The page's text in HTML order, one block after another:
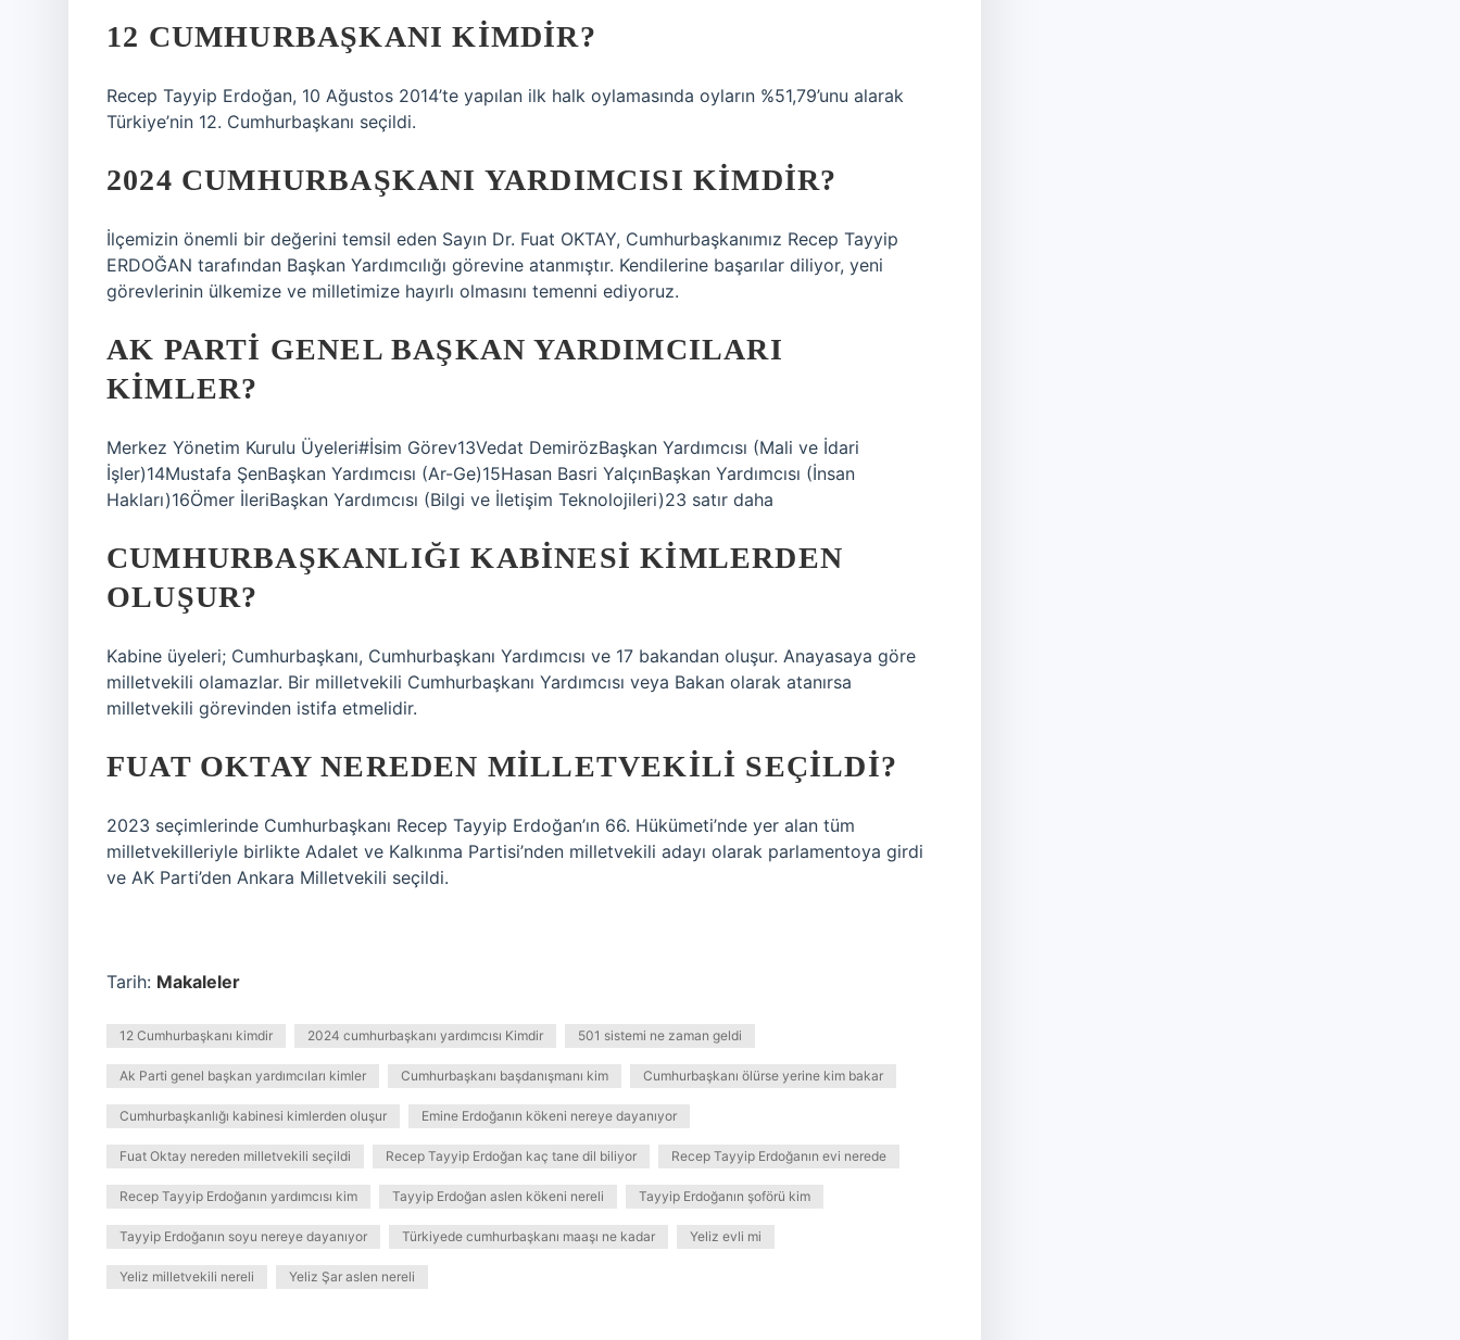
12 CUMHURBAŞKANI KIMDIR?
Recep Tayyip Erdoğan, 10 Ağustos 2014’te yapılan ilk halk oylamasında oyların %51,79’unu alarak
Türkiye’nin 12. Cumhurbaşkanı seçildi.
2024 CUMHURBAŞKANI YARDIMCISI KIMDIR?
İlçemizin önemli bir değerini temsil eden Sayın Dr. Fuat OKTAY, Cumhurbaşkanımız Recep Tayyip
ERDOĞAN tarafından Başkan Yardımcılığı görevine atanmıştır. Kendilerine başarılar diliyor, yeni
görevlerinin ülkemize ve milletimize hayırlı olmasını temenni ediyoruz.
AK PARTI GENEL BAŞKAN YARDIMCILARI
KIMLER?
Merkez Yönetim Kurulu Üyeleri#İsim Görev13Vedat DemirözBaşkan Yardımcısı (Mali ve İdari
İşler)14Mustafa ŞenBaşkan Yardımcısı (Ar-Ge)15Hasan Basri YalçınBaşkan Yardımcısı (İnsan
Hakları)16Ömer İleriBaşkan Yardımcısı (Bilgi ve İletişim Teknolojileri)23 satır daha
CUMHURBAŞKANLIĞI KABINESI KIMLERDEN
OLUŞUR?
Kabine üyeleri; Cumhurbaşkanı, Cumhurbaşkanı Yardımcısı ve 17 bakandan oluşur. Anayasaya göre
milletvekili olamazlar. Bir milletvekili Cumhurbaşkanı Yardımcısı veya Bakan olarak atanırsa
milletvekili görevinden istifa etmelidir.
FUAT OKTAY NEREDEN MILLETVEKILI SEÇILDI?
2023 seçimlerinde Cumhurbaşkanı Recep Tayyip Erdoğan’ın 66. Hükümeti’nde yer alan tüm
milletvekilleriyle birlikte Adalet ve Kalkınma Partisi’nden milletvekili adayı olarak parlamentoya girdi
ve AK Parti’den Ankara Milletvekili seçildi.
Tarih: Makaleler
12 Cumhurbaşkanı kimdir 2024 cumhurbaşkanı yardımcısı Kimdir 501 sistemi ne zaman geldi
Ak Parti genel başkan yardımcıları kimler Cumhurbaşkanı başdanışmanı kim Cumhurbaşkanı ölürse yerine kim bakar
Cumhurbaşkanlığı kabinesi kimlerden oluşur Emine Erdoğanın kökeni nereye dayanıyor
Fuat Oktay nereden milletvekili seçildi Recep Tayyip Erdoğan kaç tane dil biliyor Recep Tayyip Erdoğanın evi nerede
Recep Tayyip Erdoğanın yardımcısı kim Tayyip Erdoğan aslen kökeni nereli Tayyip Erdoğanın şoförü kim
Tayyip Erdoğanın soyu nereye dayanıyor Türkiyede cumhurbaşkanı maaşı ne kadar Yeliz evli mi
Yeliz milletvekili nereli Yeliz Şar aslen nereli